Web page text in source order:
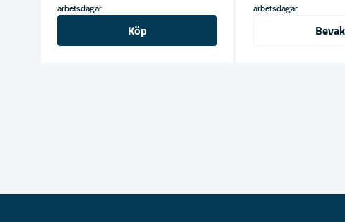
arbetsdagar
Köp
arbetsdagar